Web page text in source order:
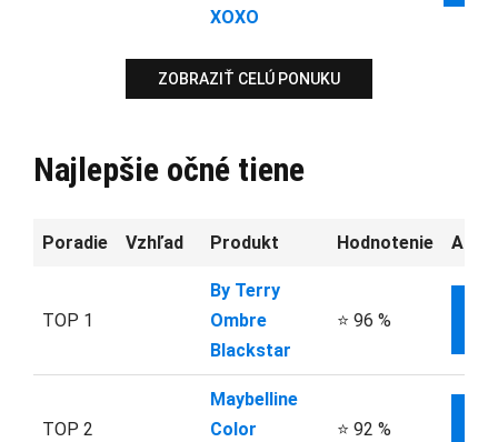
XOXO
ZOBRAZIŤ CELÚ PONUKU
Najlepšie očné tiene
Poradie Vzhľad Produkt Hodnotenie
TOP 1
By Terry
Ombre
Blackstar
⭐ 96 %
TOP 2
Maybelline
Color
⭐ 92 %